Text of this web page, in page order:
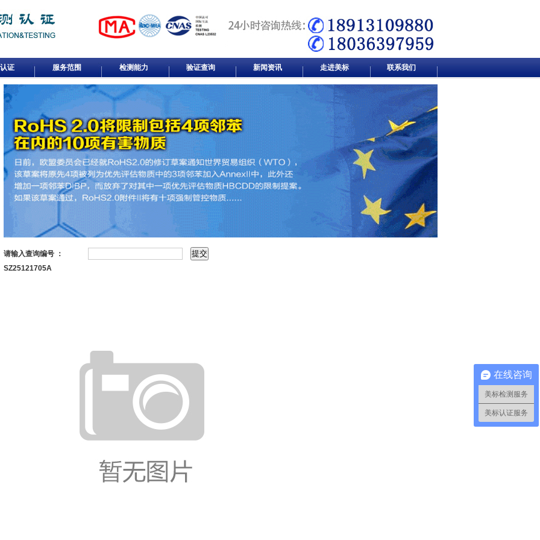
证 服务范围 检测能力 验证查询 新闻资讯 走进美标 联系我们
请输入查询编号 ：
SZ25121705A
在线咨询
美标检测服务
美标认证服务